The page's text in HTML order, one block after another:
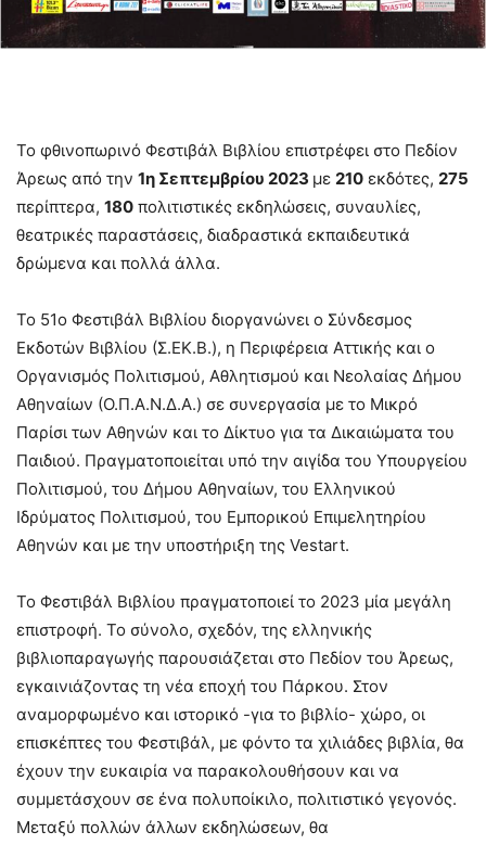
Το φθινοπωρινό Φεστιβάλ Βιβλίου επιστρέφει στο Πεδίον
Άρεως από την 1η Σεπτεμβρίου 2023 με 210 εκδότες, 275
περίπτερα, 180 πολιτιστικές εκδηλώσεις, συναυλίες,
θεατρικές παραστάσεις, διαδραστικά εκπαιδευτικά
δρώμενα και πολλά άλλα.
Το 51ο Φεστιβάλ Βιβλίου διοργανώνει ο Σύνδεσμος
Εκδοτών Βιβλίου (Σ.ΕΚ.Β.), η Περιφέρεια Αττικής και ο
Οργανισμός Πολιτισμού, Αθλητισμού και Νεολαίας Δήμου
Αθηναίων (Ο.Π.Α.Ν.Δ.Α.) σε συνεργασία με το Μικρό
Παρίσι των Αθηνών και το Δίκτυο για τα Δικαιώματα του
Παιδιού. Πραγματοποιείται υπό την αιγίδα του Υπουργείου
Πολιτισμού, του Δήμου Αθηναίων, του Ελληνικού
Ιδρύματος Πολιτισμού, του Εμπορικού Επιμελητηρίου
Αθηνών και με την υποστήριξη της Vestart.
Το Φεστιβάλ Βιβλίου πραγματοποιεί το 2023 μία μεγάλη
επιστροφή. Το σύνολο, σχεδόν, της ελληνικής
βιβλιοπαραγωγής παρουσιάζεται στο Πεδίον του Άρεως,
εγκαινιάζοντας τη νέα εποχή του Πάρκου. Στον
αναμορφωμένο και ιστορικό -για το βιβλίο- χώρο, οι
επισκέπτες του Φεστιβάλ, με φόντο τα χιλιάδες βιβλία, θα
έχουν την ευκαιρία να παρακολουθήσουν και να
συμμετάσχουν σε ένα πολυποίκιλο, πολιτιστικό γεγονός.
Μεταξύ πολλών άλλων εκδηλώσεων, θα